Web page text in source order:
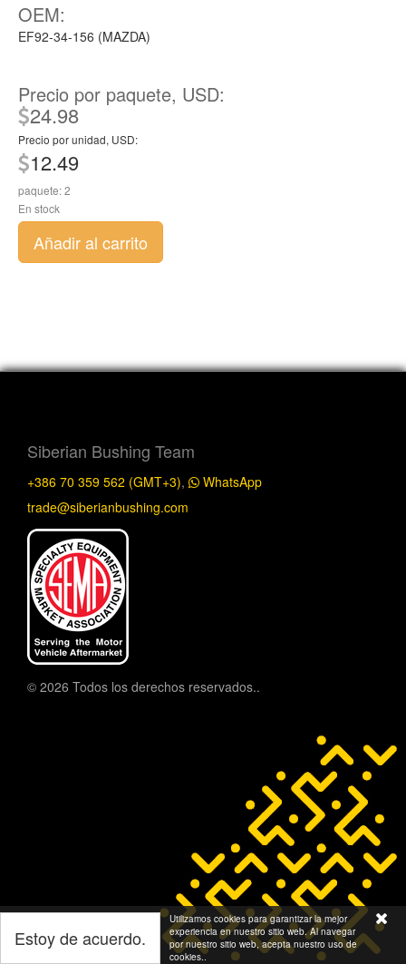
Estoy de acuerdo.
Utilizamos cookies para garantizar la mejor
experiencia en nuestro sitio web. Al navegar
por nuestro sitio web, acepta nuestro uso de
cookies..
OEM:
EF92-34-156 (MAZDA)
Precio por paquete, USD:
24.98
Precio por unidad, USD:
12.49
paquete: 2
En stock
Añadir al carrito
Siberian Bushing Team
+386 70 359 562 (GMT+3),
WhatsApp
trade@siberianbushing.com
© 2026 Todos los derechos reservados..